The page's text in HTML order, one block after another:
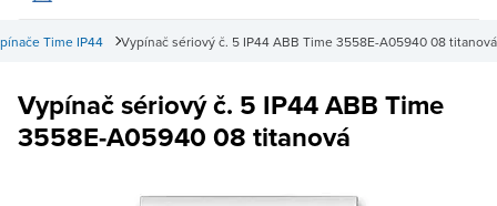
Vypínač sériový č. 5 IP44 ABB Time 3558E-A05940 08 titanová
Time IP44
Vypínač sériový č. 5 IP44 ABB Time
3558E-A05940 08 titanová